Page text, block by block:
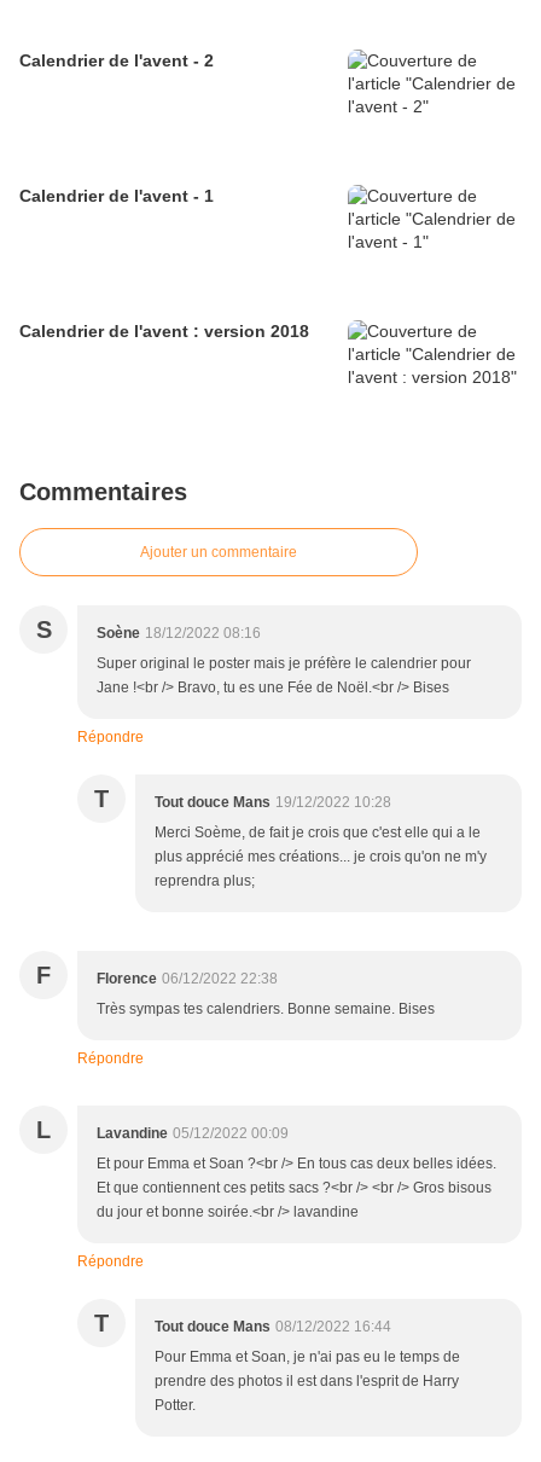
Calendrier de l'avent - 2
Calendrier de l'avent - 1
Calendrier de l'avent : version 2018
Commentaires
Ajouter un commentaire
S Soène 18/12/2022 08:16
Super original le poster mais je préfère le calendrier pour
Jane !<br /> Bravo, tu es une Fée de Noël.<br /> Bises
Répondre
T Tout douce Mans 19/12/2022 10:28
Merci Soème, de fait je crois que c'est elle qui a le
plus apprécié mes créations... je crois qu'on ne m'y
reprendra plus;
F Florence 06/12/2022 22:38
Très sympas tes calendriers. Bonne semaine. Bises
Répondre
L Lavandine 05/12/2022 00:09
Et pour Emma et Soan ?<br /> En tous cas deux belles idées.
Et que contiennent ces petits sacs ?<br /> <br /> Gros bisous
du jour et bonne soirée.<br /> lavandine
Répondre
T Tout douce Mans 08/12/2022 16:44
Pour Emma et Soan, je n'ai pas eu le temps de
prendre des photos il est dans l'esprit de Harry
Potter.